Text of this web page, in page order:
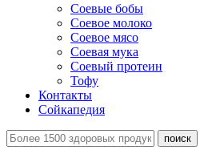
Соевые бобы
Соевое молоко
Соевое мясо
Соевая мука
Соевый протеин
Тофу
Контакты
Сойкапедия
поиск